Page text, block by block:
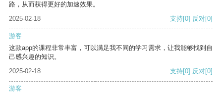
路，从而获得更好的加速效果。
2025-02-18
支持[0] 反对[0]
游客
这款app的课程非常丰富，可以满足我不同的学习需求，让我能够找到自
己感兴趣的知识。
2025-02-18
支持[0] 反对[0]
游客